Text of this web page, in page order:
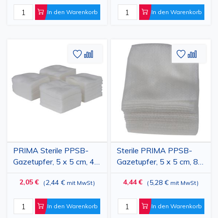
In den Warenkorb In den Warenkorb
PRIMA Sterile PPSB-
Gazetupfer, 5 x 5 cm, 4-
lagig gefaltet, 100 Stück
2,05 € (2,44 € mit MwSt)
In den Warenkorb
Zur
Wunschliste
hinzufügen
Hinzufügen
vergleichen
Sterile PRIMA PPSB-
Gazetupfer, 5 x 5 cm, 8-
lagig gefaltet, 2 Stück
pro Beutel, 32 Stück
4,44 € ( 5,28 € mit MwSt)
In den Warenkorb
Zur
zum